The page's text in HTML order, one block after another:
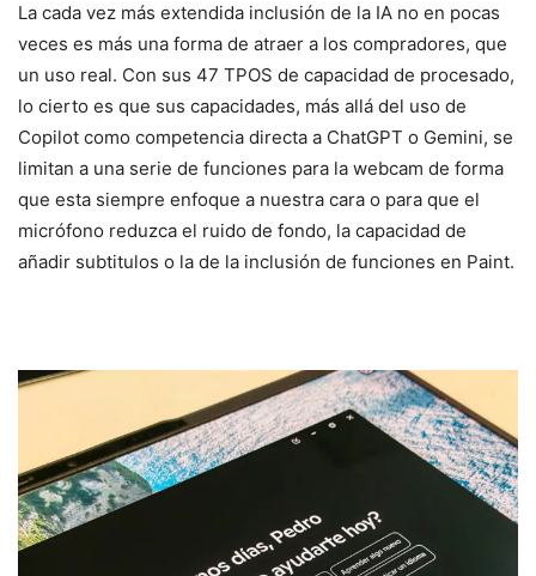
La cada vez más extendida inclusión de la IA no en pocas
veces es más una forma de atraer a los compradores, que
un uso real. Con sus 47 TPOS de capacidad de procesado,
lo cierto es que sus capacidades, más allá del uso de
Copilot como competencia directa a ChatGPT o Gemini, se
limitan a una serie de funciones para la webcam de forma
que esta siempre enfoque a nuestra cara o para que el
micrófono reduzca el ruido de fondo, la capacidad de
añadir subtitulos o la de la inclusión de funciones en Paint.